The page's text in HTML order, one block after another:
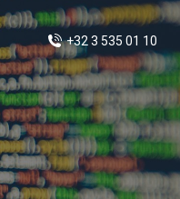
+32 3 535 01 10